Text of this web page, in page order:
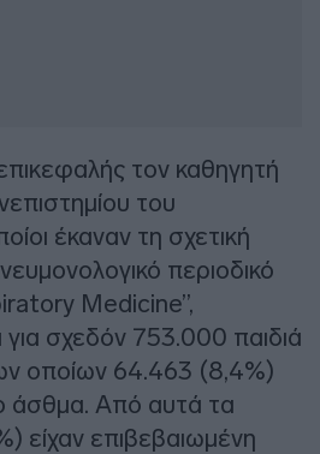
τον καθηγητή
του
έκαναν τη σχετική
περιοδικό
Medicine”,
για σχεδόν 753.000 παιδιά
οποίων 64.463 (8,4%)
άσθμα. Από αυτά τα
είχαν επιβεβαιωμένη